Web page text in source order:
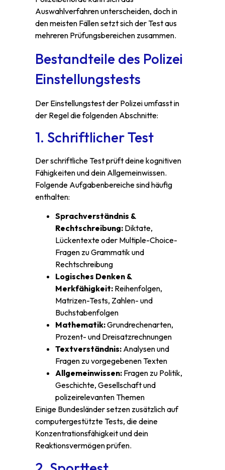
Auswahlverfahren unterscheiden, doch in
den meisten Fällen setzt sich der Test aus
mehreren Prüfungsbereichen zusammen.
Bestandteile des Polizei
Einstellungstests
Der Einstellungstest der Polizei umfasst in
der Regel die folgenden Abschnitte:
1. Schriftlicher Test
Der schriftliche Test prüft deine kognitiven
Fähigkeiten und dein Allgemeinwissen.
Folgende Aufgabenbereiche sind häufig
enthalten:
Sprachverständnis &
Rechtschreibung: Diktate,
Lückentexte oder Multiple-Choice-
Fragen zu Grammatik und
Rechtschreibung
Logisches Denken &
Merkfähigkeit: Reihenfolgen,
Matrizen-Tests, Zahlen- und
Buchstabenfolgen
Mathematik:Grundrechenarten,
Prozent- und Dreisatzrechnungen
Textverständnis: Analysen und
Fragen zu vorgegebenen Texten
Allgemeinwissen: Fragen zu Politik,
Geschichte, Gesellschaft und
polizeirelevanten Themen
Einige Bundesländer setzen zusätzlich auf
computergestützte Tests, die deine
Konzentrationsfähigkeit und dein
Reaktionsvermögen prüfen.